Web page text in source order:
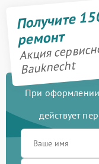
Получите
ремонт
Акция
Bauknecht
При оформлении
действует